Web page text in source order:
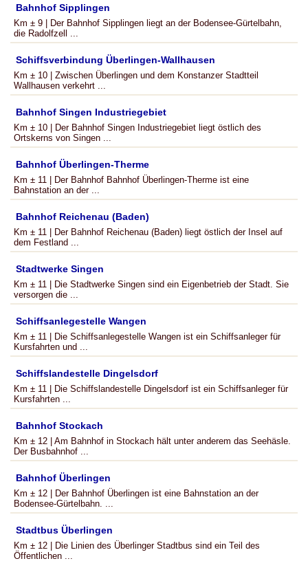
Bahnhof Sipplingen
Km ± 9 | Der Bahnhof Sipplingen liegt an der Bodensee-Gürtelbahn,
die Radolfzell ...
Schiffsverbindung Überlingen-Wallhausen
Km ± 10 | Zwischen Überlingen und dem Konstanzer Stadtteil
Wallhausen verkehrt ...
Bahnhof Singen Industriegebiet
Km ± 10 | Der Bahnhof Singen Industriegebiet liegt östlich des
Ortskerns von Singen ...
Bahnhof Überlingen-Therme
Km ± 11 | Der Bahnhof Bahnhof Überlingen-Therme ist eine
Bahnstation an der ...
Bahnhof Reichenau (Baden)
Km ± 11 | Der Bahnhof Reichenau (Baden) liegt östlich der Insel auf
dem Festland ...
Stadtwerke Singen
Km ± 11 | Die Stadtwerke Singen sind ein Eigenbetrieb der Stadt. Sie
versorgen die ...
Schiffsanlegestelle Wangen
Km ± 11 | Die Schiffsanlegestelle Wangen ist ein Schiffsanleger für
Kursfahrten und ...
Schiffslandestelle Dingelsdorf
Km ± 11 | Die Schiffslandestelle Dingelsdorf ist ein Schiffsanleger für
Kursfahrten ...
Bahnhof Stockach
Km ± 12 | Am Bahnhof in Stockach hält unter anderem das Seehäsle.
Der Busbahnhof ...
Bahnhof Überlingen
Km ± 12 | Der Bahnhof Überlingen ist eine Bahnstation an der
Bodensee-Gürtelbahn. ...
Stadtbus Überlingen
Km ± 12 | Die Linien des Überlinger Stadtbus sind ein Teil des
Öffentlichen ...